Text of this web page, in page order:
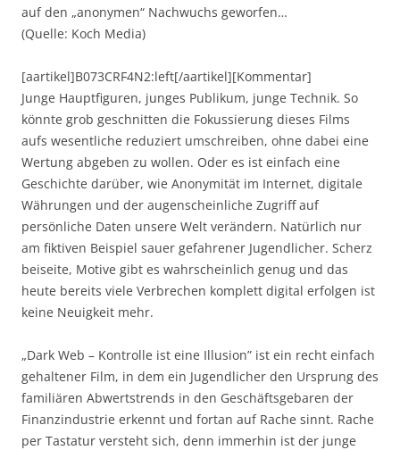
auf den „anonymen“ Nachwuchs geworfen…
(Quelle: Koch Media)
[aartikel]B073CRF4N2:left[/aartikel][Kommentar]
Junge Hauptfiguren, junges Publikum, junge Technik. So
könnte grob geschnitten die Fokussierung dieses Films
aufs wesentliche reduziert umschreiben, ohne dabei eine
Wertung abgeben zu wollen. Oder es ist einfach eine
Geschichte darüber, wie Anonymität im Internet, digitale
Währungen und der augenscheinliche Zugriff auf
persönliche Daten unsere Welt verändern. Natürlich nur
am fiktiven Beispiel sauer gefahrener Jugendlicher. Scherz
beiseite, Motive gibt es wahrscheinlich genug und das
heute bereits viele Verbrechen komplett digital erfolgen ist
keine Neuigkeit mehr.
„Dark Web – Kontrolle ist eine Illusion” ist ein recht einfach
gehaltener Film, in dem ein Jugendlicher den Ursprung des
familiären Abwertstrends in den Geschäftsgebaren der
Finanzindustrie erkennt und fortan auf Rache sinnt. Rache
per Tastatur versteht sich, denn immerhin ist der junge